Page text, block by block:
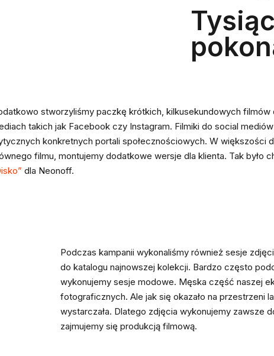
stworzyliśmy paczkę krótkich, kilkusekundowych filmów
takich jak Facebook czy Instagram. Filmiki do social
konkretnych portali społecznościowych. W większości
filmu, montujemy dodatkowe wersje dla klienta. Tak było
dla Neonoff.
Podczas kampanii wykonaliśmy również sesje
do katalogu najnowszej kolekcji. Bardzo często
wykonujemy sesje modowe. Męska część naszej
fotograficznych. Ale jak się okazało na przestrzeni
wystarczała. Dlatego zdjęcia wykonujemy zawsze
zajmujemy się produkcją filmową.